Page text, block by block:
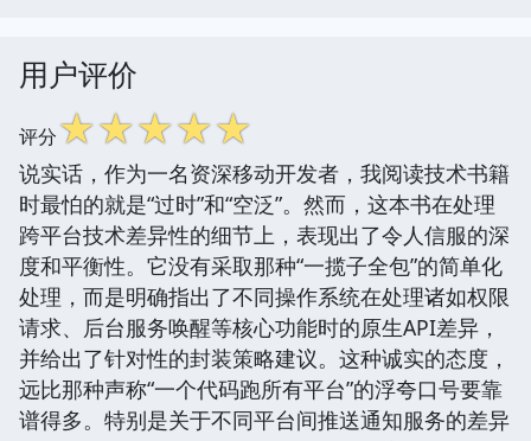
用户评价
评分☆☆☆☆☆
说实话，作为一名资深移动开发者，我阅读技术书籍
时最怕的就是“过时”和“空泛”。然而，这本书在处理
跨平台技术差异性的细节上，表现出了令人信服的深
度和平衡性。它没有采取那种“一揽子全包”的简单化
处理，而是明确指出了不同操作系统在处理诸如权限
请求、后台服务唤醒等核心功能时的原生API差异，
并给出了针对性的封装策略建议。这种诚实的态度，
远比那种声称“一个代码跑所有平台”的浮夸口号要靠
谱得多。特别是关于不同平台间推送通知服务的差异